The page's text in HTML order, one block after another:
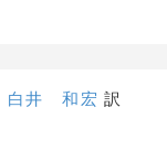
白井 和宏 訳